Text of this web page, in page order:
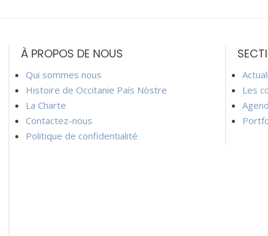
À PROPOS DE NOUS
Qui sommes nous
Histoire de Occitanie País Nòstre
La Charte
Contactez-nous
Politique de confidentialité
Les